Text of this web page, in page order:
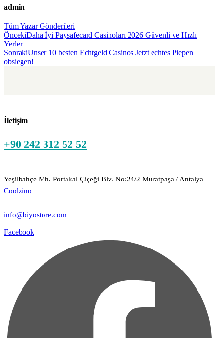
admin
Tüm Yazar Gönderileri
Gönderi
navigasyonu
ÖncekiDaha İyi Paysafecard Casinoları 2026 Güvenli ve Hızlı
Yerler
SonrakiUnser 10 besten Echtgeld Casinos Jetzt echtes Piepen
obsiegen!
İletişim
+90 242 312 52 52
Yeşilbahçe Mh. Portakal Çiçeği Blv. No:24/2 Muratpaşa / Antalya
Coolzino
info@biyostore.com
Facebook